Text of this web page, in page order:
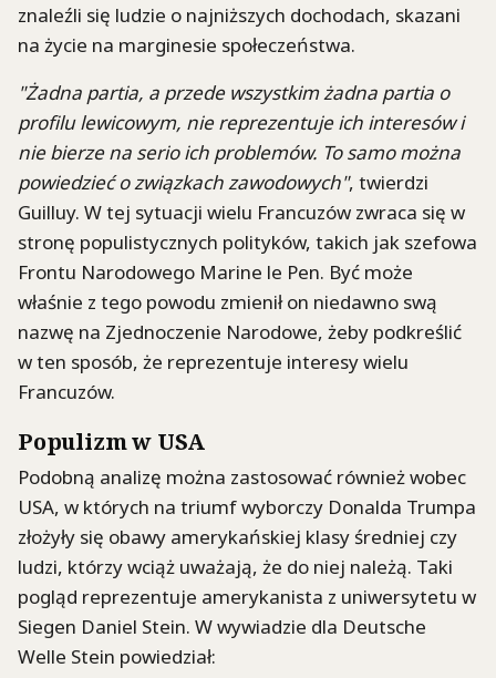
znaleźli się ludzie o najniższych dochodach, skazani
na życie na marginesie społeczeństwa.
"Żadna partia, a przede wszystkim żadna partia o
profilu lewicowym, nie reprezentuje ich interesów i
nie bierze na serio ich problemów. To samo można
powiedzieć o związkach zawodowych", twierdzi
Guilluy. W tej sytuacji wielu Francuzów zwraca się w
stronę populistycznych polityków, takich jak szefowa
Frontu Narodowego Marine le Pen. Być może
właśnie z tego powodu zmienił on niedawno swą
nazwę na Zjednoczenie Narodowe, żeby podkreślić
w ten sposób, że reprezentuje interesy wielu
Francuzów.
Populizm w USA
Podobną analizę można zastosować również wobec
USA, w których na triumf wyborczy Donalda Trumpa
złożyły się obawy amerykańskiej klasy średniej czy
ludzi, którzy wciąż uważają, że do niej należą. Taki
pogląd reprezentuje amerykanista z uniwersytetu w
Siegen Daniel Stein. W wywiadzie dla Deutsche
Welle Stein powiedział: